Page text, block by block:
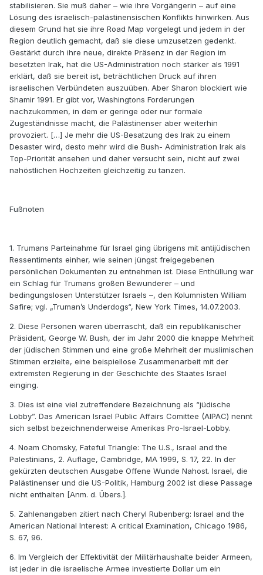
stabilisieren. Sie muß daher – wie ihre Vorgängerin – auf eine
Lösung des israelisch-palästinensischen Konflikts hinwirken. Aus
diesem Grund hat sie ihre Road Map vorgelegt und jedem in der
Region deutlich gemacht, daß sie diese umzusetzen gedenkt.
Gestärkt durch ihre neue, direkte Präsenz in der Region im
besetzten Irak, hat die US-Administration noch stärker als 1991
erklärt, daß sie bereit ist, beträchtlichen Druck auf ihren
israelischen Verbündeten auszuüben. Aber Sharon blockiert wie
Shamir 1991. Er gibt vor, Washingtons Forderungen
nachzukommen, in dem er geringe oder nur formale
Zugeständnisse macht, die Palästinenser aber weiterhin
provoziert. […] Je mehr die US-Besatzung des Irak zu einem
Desaster wird, desto mehr wird die Bush- Administration Irak als
Top-Priorität ansehen und daher versucht sein, nicht auf zwei
nahöstlichen Hochzeiten gleichzeitig zu tanzen.
Fußnoten
1. Trumans Parteinahme für Israel ging übrigens mit antijüdischen
Ressentiments einher, wie seinen jüngst freigegebenen
persönlichen Dokumenten zu entnehmen ist. Diese Enthüllung war
ein Schlag für Trumans großen Bewunderer – und
bedingungslosen Unterstützer Israels –, den Kolumnisten William
Safire; vgl. „Truman’s Underdogs“, New York Times, 14.07.2003.
2. Diese Personen waren überrascht, daß ein republikanischer
Präsident, George W. Bush, der im Jahr 2000 die knappe Mehrheit
der jüdischen Stimmen und eine große Mehrheit der muslimischen
Stimmen erzielte, eine beispiellose Zusammenarbeit mit der
extremsten Regierung in der Geschichte des Staates Israel
einging.
3. Dies ist eine viel zutreffendere Bezeichnung als “jüdische
Lobby”. Das American Israel Public Affairs Comittee (AIPAC) nennt
sich selbst bezeichnenderweise Amerikas Pro-Israel-Lobby.
4. Noam Chomsky, Fateful Triangle: The U.S., Israel and the
Palestinians, 2. Auflage, Cambridge, MA 1999, S. 17, 22. In der
gekürzten deutschen Ausgabe Offene Wunde Nahost. Israel, die
Palästinenser und die US-Politik, Hamburg 2002 ist diese Passage
nicht enthalten [Anm. d. Übers.].
5. Zahlenangaben zitiert nach Cheryl Rubenberg: Israel and the
American National Interest: A critical Examination, Chicago 1986,
S. 67, 96.
6. Im Vergleich der Effektivität der Militärhaushalte beider Armeen,
ist jeder in die israelische Armee investierte Dollar um ein